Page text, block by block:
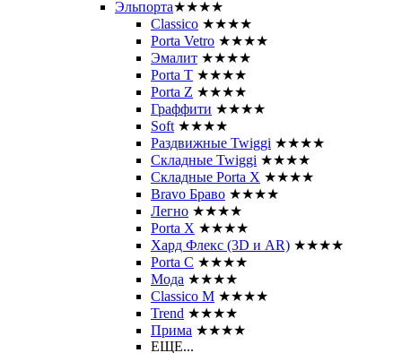
Эльпорта★★★★
Classico ★★★★
Porta Vetro ★★★★
Эмалит ★★★★
Porta T ★★★★
Porta Z ★★★★
Граффити ★★★★
Soft ★★★★
Раздвижные Twiggi ★★★★
Складные Twiggi ★★★★
Складные Porta X ★★★★
Bravo Браво ★★★★
Легно ★★★★
Porta X ★★★★
Хард Флекс (3D и AR) ★★★★
Porta C ★★★★
Мода ★★★★
Classico M ★★★★
Trend ★★★★
Прима ★★★★
ЕЩЕ...